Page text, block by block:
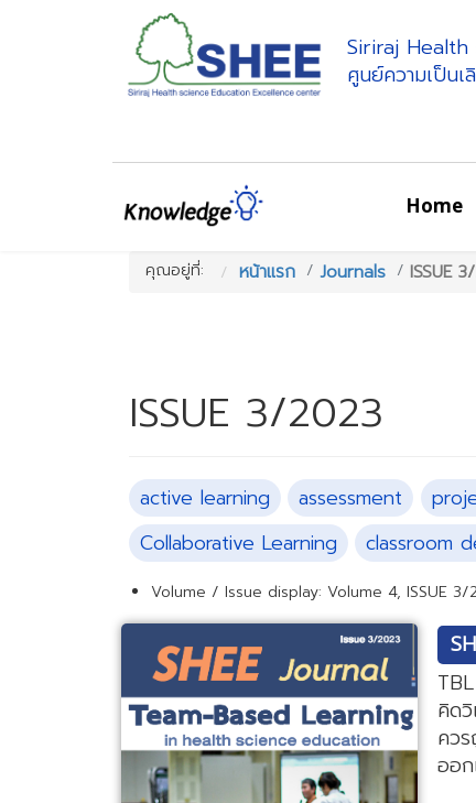
Siriraj
ศูนย์ความเป็น
Home
คุณอยู่ที่:
หน้าแรก Journals ISSUE
ISSUE 3/2023
active learning assessment
Collaborative Learning
classroom
Volume / Issue display: Volume 4, ISSUE 3/
คิด
ควร
ออ